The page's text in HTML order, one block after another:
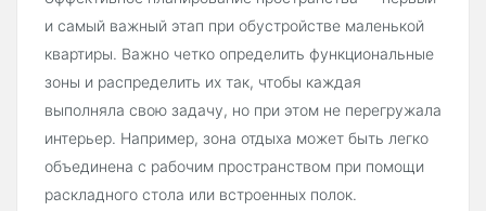
и самый важный этап при обустройстве маленькой
квартиры. Важно четко определить функциональные
зоны и распределить их так, чтобы каждая
выполняла свою задачу, но при этом не перегружала
интерьер. Например, зона отдыха может быть легко
объединена с рабочим пространством при помощи
раскладного стола или встроенных полок.